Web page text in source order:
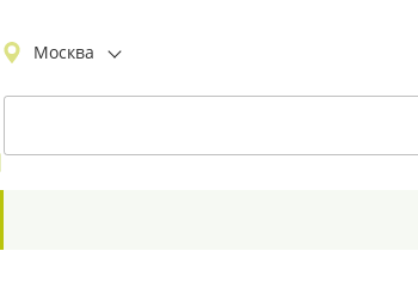
Москва